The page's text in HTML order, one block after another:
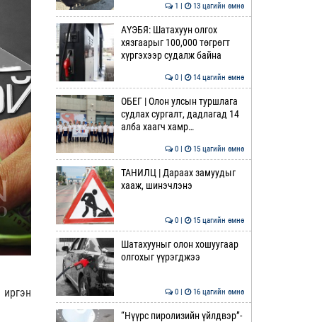
1 | 13 цагийн өмнө
АҮЭБЯ: Шатахуун олгох
хязгаарыг 100,000 төгрөгт
хүргэхээр судалж байна
0 | 14 цагийн өмнө
ОБЕГ | Олон улсын туршлага
судлах сургалт, дадлагад 14
алба хаагч хамр…
0 | 15 цагийн өмнө
ТАНИЛЦ | Дараах замуудыг
хааж, шинэчлэнэ
0 | 15 цагийн өмнө
Шатахууныг олон хошуугаар
олгохыг үүрэгджээ
0 | 16 цагийн өмнө
“Нүүрс пиролизийн үйлдвэр”-